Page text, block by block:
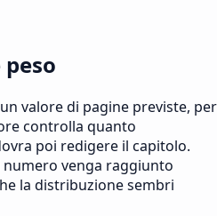
valore di pagine previste, per
controlla quanto
poi redigere il capitolo.
venga raggiunto
la distribuzione sembri